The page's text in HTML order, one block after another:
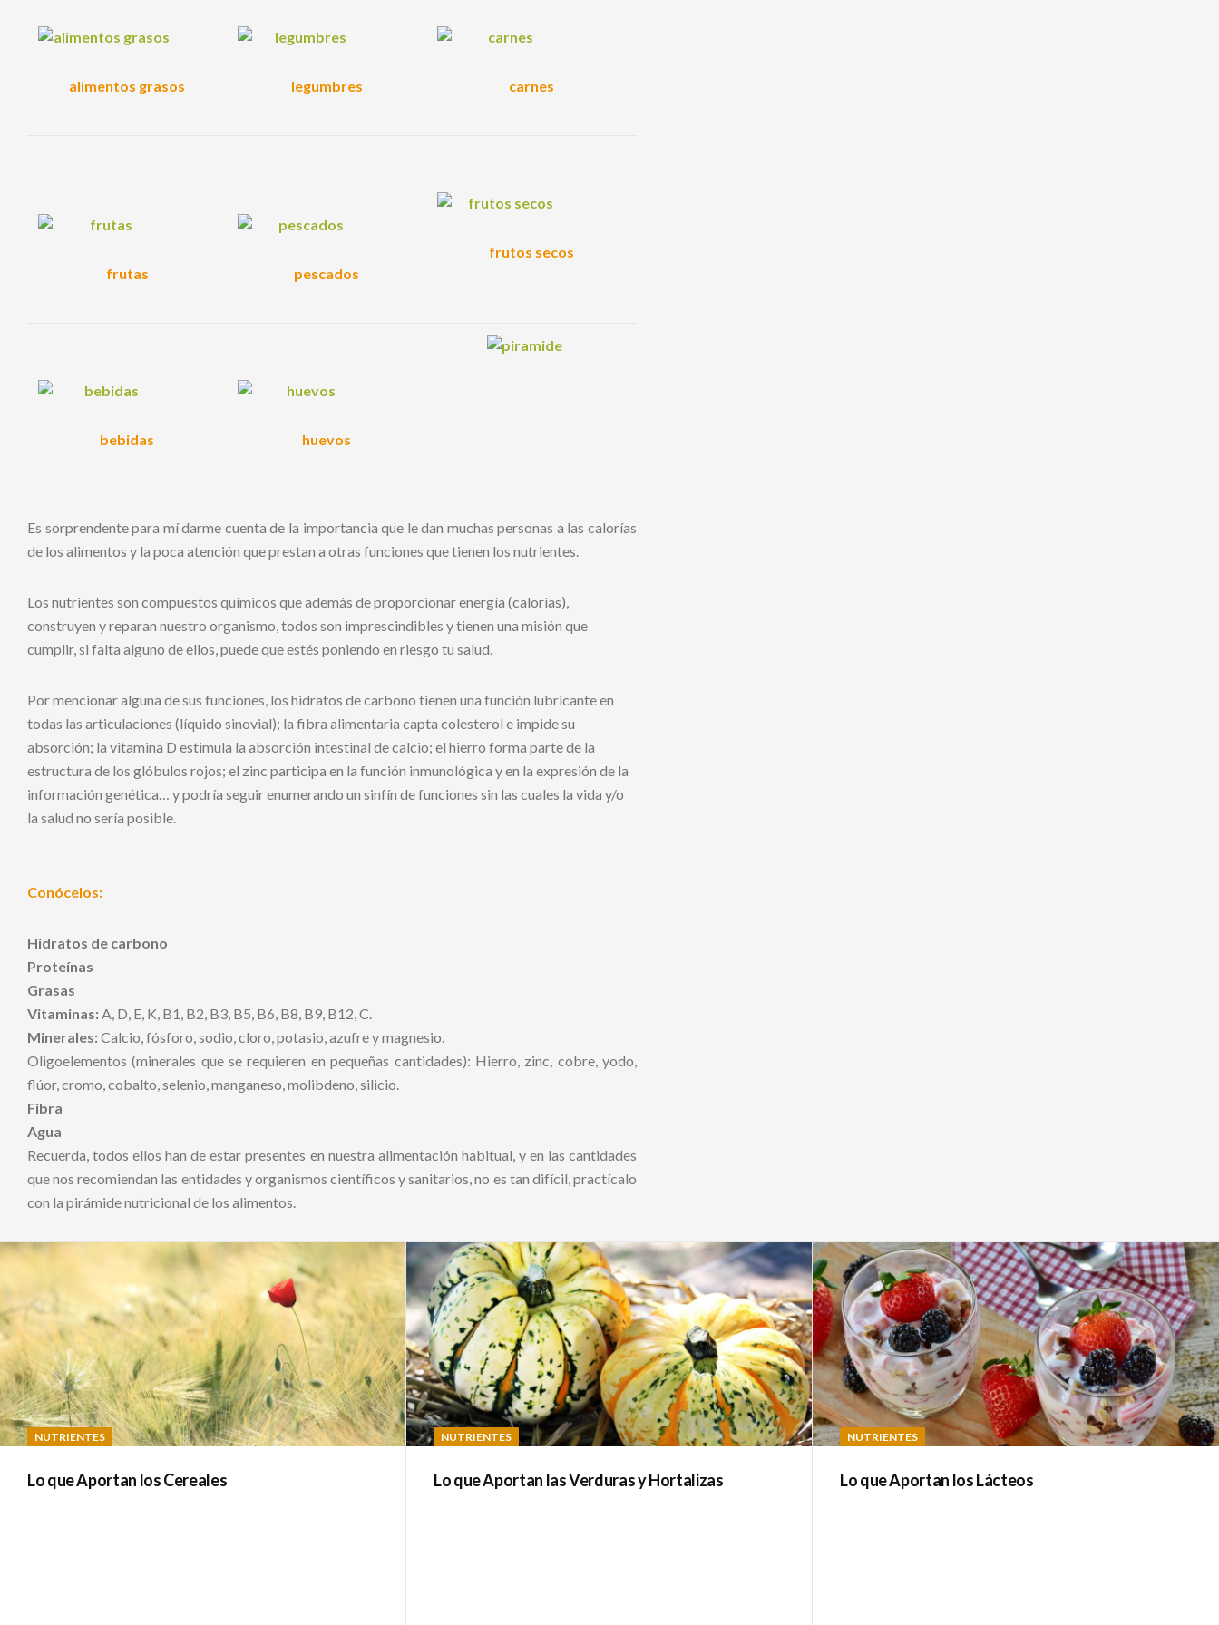
alimentos grasos legumbres carnes
frutas pescados
frutos secos
bebidas huevos
Es sorprendente para mí darme cuenta de la importancia que le dan muchas personas a las calorías
de los alimentos y la poca atención que prestan a otras funciones que tienen los nutrientes.
Los nutrientes son compuestos químicos que además de proporcionar energía (calorías),
construyen y reparan nuestro organismo, todos son imprescindibles y tienen una misión que
cumplir, si falta alguno de ellos, puede que estés poniendo en riesgo tu salud.
Por mencionar alguna de sus funciones, los hidratos de carbono tienen una función lubricante en
todas las articulaciones (líquido sinovial); la fibra alimentaria capta colesterol e impide su
absorción; la vitamina D estimula la absorción intestinal de calcio; el hierro forma parte de la
estructura de los glóbulos rojos; el zinc participa en la función inmunológica y en la expresión de la
información genética… y podría seguir enumerando un sinfín de funciones sin las cuales la vida y/o
la salud no sería posible.
Conócelos:
Hidratos de carbono
Proteínas
Grasas
Vitaminas:A, D, E, K, B1, B2, B3, B5, B6, B8, B9, B12, C.
Minerales:Calcio, fósforo, sodio, cloro, potasio, azufre y magnesio.
Oligoelementos (minerales que se requieren en pequeñas cantidades): Hierro, zinc, cobre, yodo,
flúor, cromo, cobalto, selenio, manganeso, molibdeno, silicio.
Fibra
Agua
Recuerda, todos ellos han de estar presentes en nuestra alimentación habitual, y en las cantidades
que nos recomiendan las entidades y organismos científicos y sanitarios, no es tan difícil, practícalo
con la pirámide nutricional de los alimentos.
NUTRIENTES
Lo que Aportan los Cereales
NUTRIENTES
Lo que Aportan las Verduras y Hortalizas
NUTRIENTES
Lo que Aportan los Lácteos